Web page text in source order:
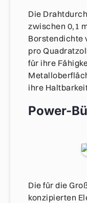
Die
zwischen 0,1
Borstendichte
pro
für ihre
ihre
Power-
Die für die
konzipierten